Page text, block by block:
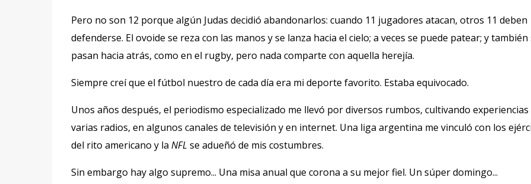
Pero no son 12 porque algún Judas decidió abandonarlos: cuando 11 jugadores atacan, otros 11 deben
defenderse. El ovoide se reza con las manos y se lanza hacia el cielo; a veces se puede patear; y también
pasan hacia atrás, como en el rugby, pero nada comparte con aquella herejía.
Siempre creí que el fútbol nuestro de cada día era mi deporte favorito. Estaba equivocado.
Unos años después, el periodismo especializado me llevó por diversos rumbos, cultivando experiencias
varias radios, en algunos canales de televisión y en internet. Una liga argentina me vinculó con los
del rito americano y la NFL se adueñó de mis costumbres.
Sin embargo hay algo supremo... Una misa anual que corona a su mejor fiel. Un súper domingo...